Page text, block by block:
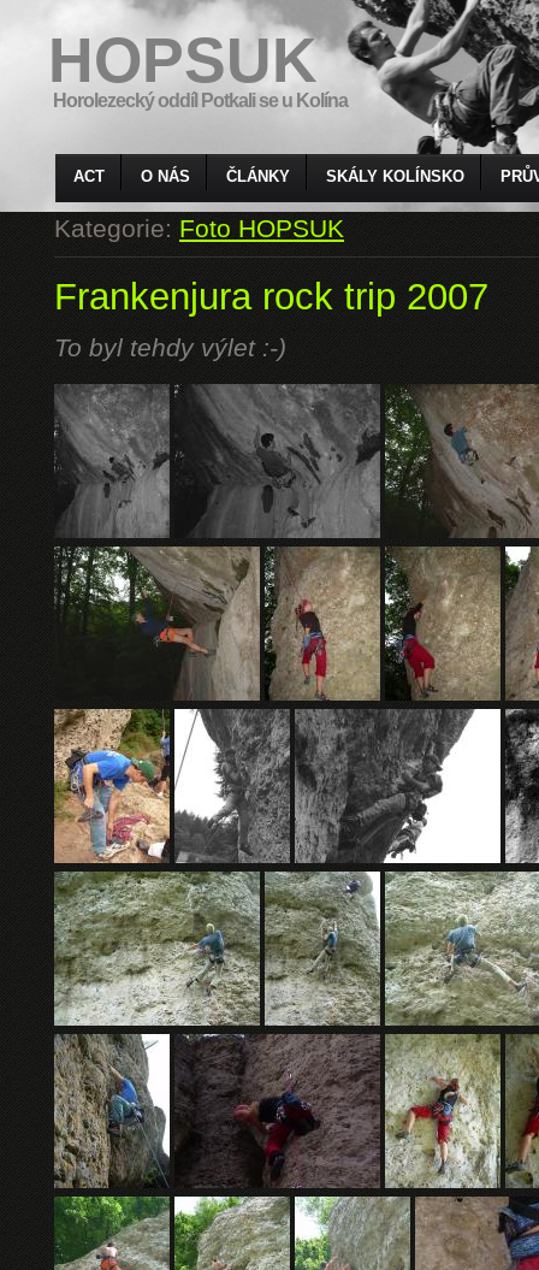
HOPSUK
Horolezecký oddíl Potkali se u Kolína
ACT O NÁS ČLÁNKY SKÁLY KOLÍNSKO
Kategorie:Foto HOPSUK
Frankenjura rock trip 2007
To byl tehdy výlet :-)